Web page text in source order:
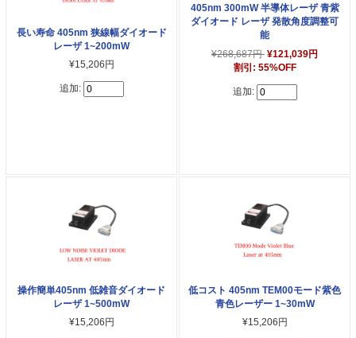
長い寿命 405nm 狭線幅ダイオード
レーザ 1~200mW
¥15,206円
追加:
405nm 300mW 半導体レーザ 青紫
ダイオード レーザ 発散角度調整可
能
¥268,687円 ¥121,039円
割引: 55%OFF
追加:
操作簡単405nm 低雑音ダイオード
レーザ 1~500mW
¥15,206円
低コスト 405nm TEM00モード紫色
青色レーザー 1~30mW
¥15,206円